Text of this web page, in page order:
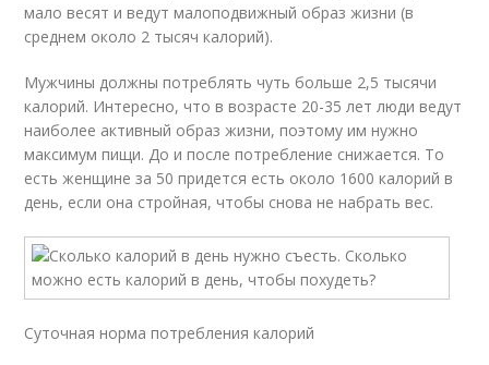
мало весят и ведут малоподвижный образ жизни (в
среднем около 2 тысяч калорий).
Мужчины должны потреблять чуть больше 2,5 тысячи
калорий. Интересно, что в возрасте 20-35 лет люди ведут
наиболее активный образ жизни, поэтому им нужно
максимум пищи. До и после потребление снижается. То
есть женщине за 50 придется есть около 1600 калорий в
день, если она стройная, чтобы снова не набрать вес.
Суточная норма потребления калорий